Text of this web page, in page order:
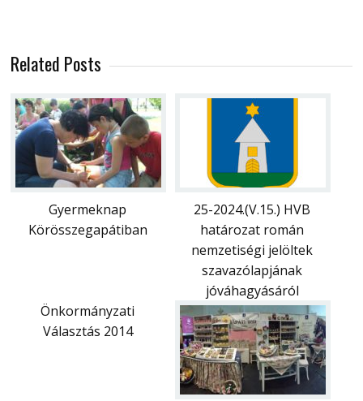
Related Posts
Gyermeknap
Körösszegapátiban
25-2024.(V.15.) HVB
határozat román
nemzetiségi jelöltek
szavazólapjának
jóváhagyásáról
Önkormányzati
Választás 2014